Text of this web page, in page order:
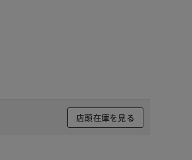
店頭在庫を見る